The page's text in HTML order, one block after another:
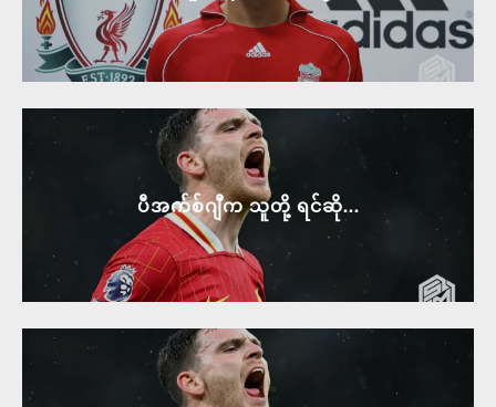
ပီအက်စ်ဂျီက သူတို့ ရင်ဆို...